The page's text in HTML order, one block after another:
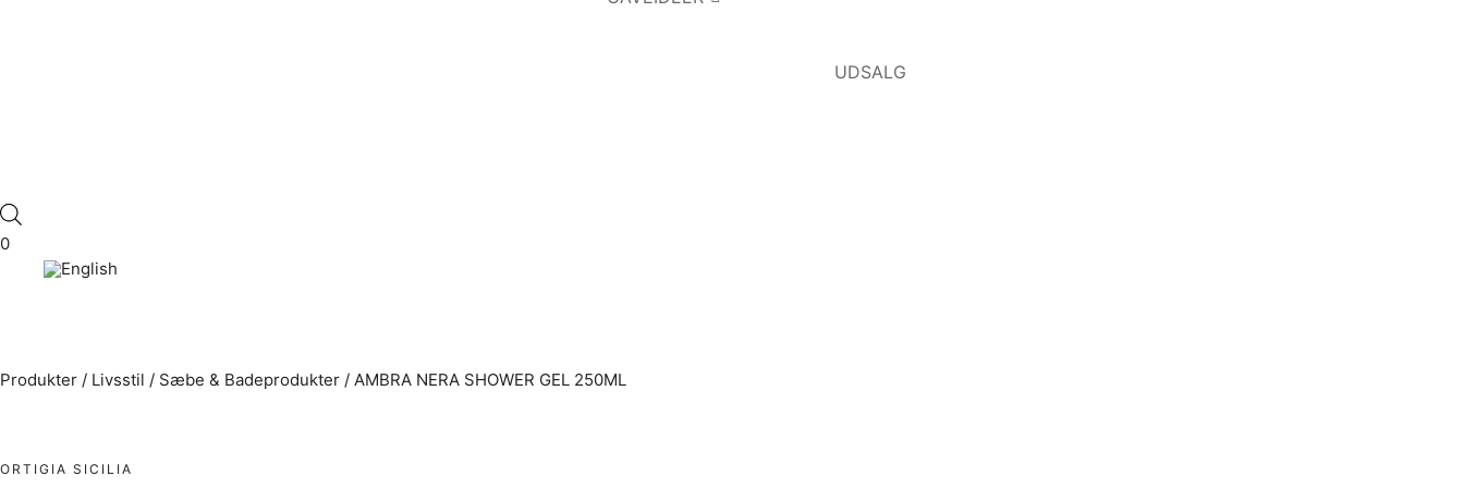
UDSALG
0
Produkter / Livsstil / Sæbe & Badeprodukter / AMBRA NERA SHOWER GEL 250ML
ORTIGIA SICILIA